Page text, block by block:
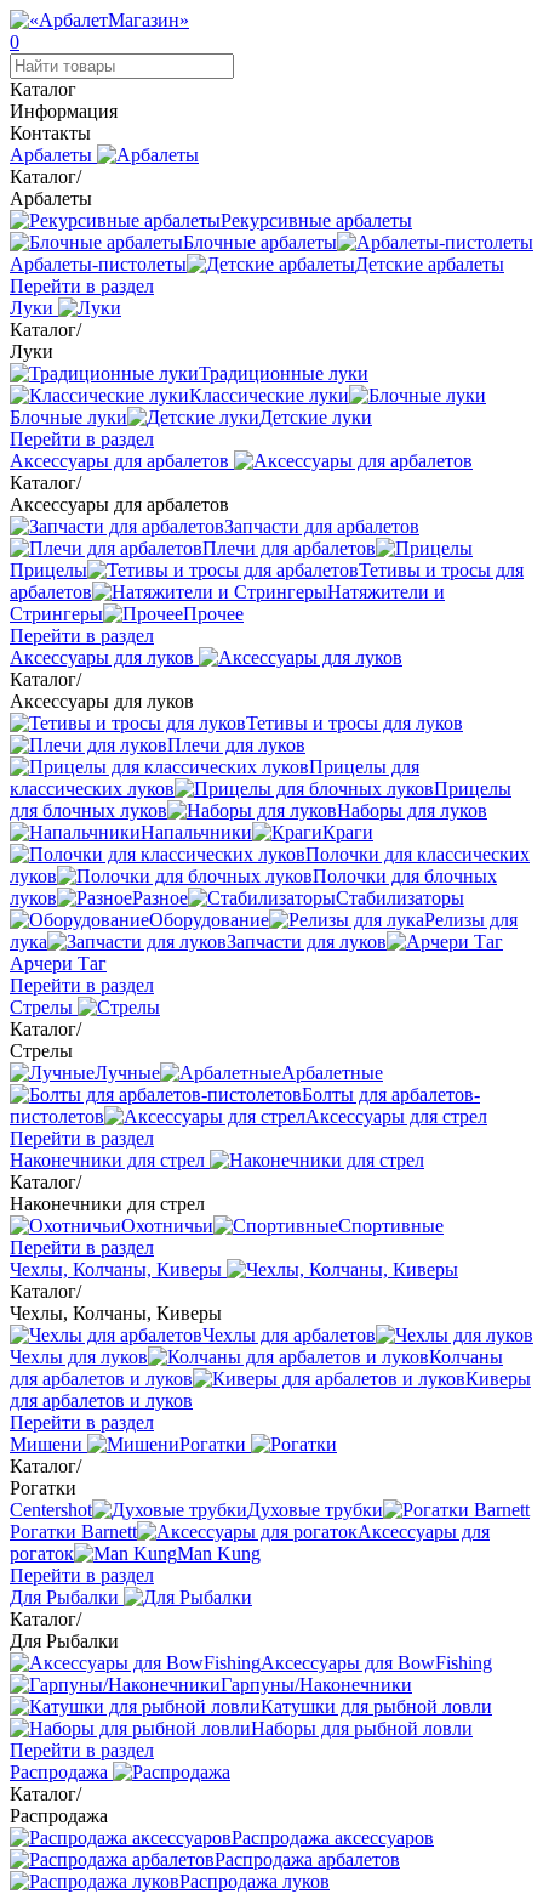
0
Каталог
Информация
Контакты
Арбалеты
Каталог/
Арбалеты
Рекурсивные арбалеты
Блочные арбалеты
Арбалеты-пистолеты
Детские арбалеты
Перейти в раздел
Луки
Каталог/
Луки
Традиционные луки
Классические луки
Блочные луки
Детские луки
Перейти в раздел
Аксессуары для арбалетов
Каталог/
Аксессуары для арбалетов
Запчасти для арбалетов
Плечи для арбалетов
Прицелы
Тетивы и тросы для
арбалетов
Натяжители и
Стрингеры
Прочее
Перейти в раздел
Аксессуары для луков
Каталог/
Аксессуары для луков
Тетивы и тросы для луков
Плечи для луков
Прицелы для
классических луков
Прицелы
для блочных луков
Наборы для луков
Напальчники
Краги
Полочки для классических
луков
Полочки для блочных
луков
Разное
Стабилизаторы
Оборудование
Релизы для
лука
Запчасти для луков
Арчери Таг
Перейти в раздел
Стрелы
Каталог/
Стрелы
Лучные
Арбалетные
Болты для арбалетов-
пистолетов
Аксессуары для стрел
Перейти в раздел
Наконечники для стрел
Каталог/
Наконечники для стрел
Охотничьи
Спортивные
Перейти в раздел
Чехлы, Колчаны, Киверы
Каталог/
Чехлы, Колчаны, Киверы
Чехлы для арбалетов
Чехлы для луков
Колчаны
для арбалетов и луков
Киверы
для арбалетов и луков
Перейти в раздел
Мишени
Рогатки
Каталог/
Рогатки
Centershot
Духовые трубки
Рогатки Barnett
Аксессуары для
рогаток
Man Kung
Перейти в раздел
Для Рыбалки
Каталог/
Для Рыбалки
Аксессуары для BowFishing
Гарпуны/Наконечники
Катушки для рыбной ловли
Наборы для рыбной ловли
Перейти в раздел
Распродажа
Каталог/
Распродажа
Распродажа аксессуаров
Распродажа арбалетов
Распродажа луков